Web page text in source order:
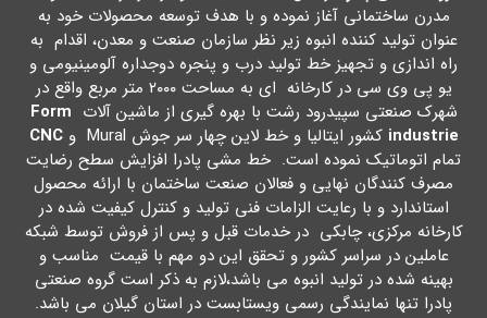
مدرن ساختمانی آغاز نموده و با هدف توسعه محصولات خود به
عنوان تولید کننده انبوه زیر نظر سازمان صنعت و معدن، اقدام به
راه اندازي و تجهیز خط تولید درب و پنجره دوجداره آلومینیومی و
یو پی وي سی در کارخانه اي به مساحت ۲۰۰۰ متر مربع واقع در
شهرك صنعتی سپیدرود رشت با بهره گیري از ماشین آلات Form
industrie کشور ایتالیا و خط لاین چهار سر جوش Mural و
CNC
تمام اتوماتیک نموده است. خط مشی پادرا افزایش سطح رضایت
مصرف کنندگان نهایی و فعالان صنعت ساختمان با ارائه محصول
استاندارد و با رعایت الزامات فنی تولید و کنترل کیفیت شده در
کارخانه مرکزي، چابکی در خدمات قبل و پس از فروش توسط شبکه
عاملین در سراسر کشور و تحقق این دو مهم با قیمت مناسب و
بهینه شده در تولید انبوه می باشد،لازم به ذکر است گروه صنعتی
پادرا تنها نمایندگی رسمی ویستابست در استان گیلان می باشد.